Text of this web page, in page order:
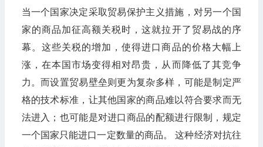
当一个国家决定采取贸易保护主义措施，对另一个国
家的商品加征高额关税时，这就拉开了贸易战的序
幕。这些关税的增加，使得进口商品的价格大幅上
涨，在本国市场变得相对昂贵，从而降低了其竞争
力。而设置贸易壁垒则更为复杂多样，可能是制定严
格的技术标准，让其他国家的商品难以符合要求而无
法进入；也可能是对进口商品的配额进行限制，规定
一个国家只能进口一定数量的商品。 这种经济对抗往